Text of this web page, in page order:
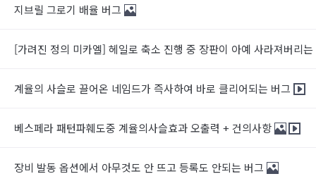
지브릴 그로기 배율 버그
[가려진 정의 미카엘] 헤일로 축소 진행 중 장판이 아예 사라져버리
계율의 사슬로 끌어온 네임드가 즉사하여 바로 클리어되는 버그
베스페라 패턴파훼도중 계율의사슬효과 오출력 + 건의사항
장비 발동 옵션에서 아무것도 안 뜨고 등록도 안되는 버그